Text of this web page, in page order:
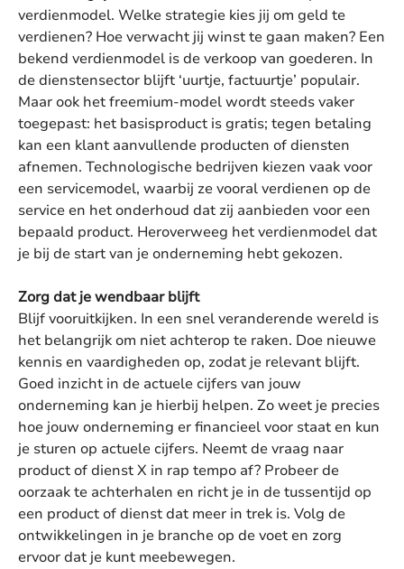
verdienmodel. Welke strategie kies jij om geld te
verdienen? Hoe verwacht jij winst te gaan maken? Een
bekend verdienmodel is de verkoop van goederen. In
de dienstensector blijft ‘uurtje, factuurtje’ populair.
Maar ook het freemium-model wordt steeds vaker
toegepast: het basisproduct is gratis; tegen betaling
kan een klant aanvullende producten of diensten
afnemen. Technologische bedrijven kiezen vaak voor
een servicemodel, waarbij ze vooral verdienen op de
service en het onderhoud dat zij aanbieden voor een
bepaald product. Heroverweeg het verdienmodel dat
je bij de start van je onderneming hebt gekozen.
Zorg dat je wendbaar blijft
Blijf vooruitkijken. In een snel veranderende wereld is
het belangrijk om niet achterop te raken. Doe nieuwe
kennis en vaardigheden op, zodat je relevant blijft.
Goed inzicht in de actuele cijfers van jouw
onderneming kan je hierbij helpen. Zo weet je precies
hoe jouw onderneming er financieel voor staat en kun
je sturen op actuele cijfers. Neemt de vraag naar
product of dienst X in rap tempo af? Probeer de
oorzaak te achterhalen en richt je in de tussentijd op
een product of dienst dat meer in trek is. Volg de
ontwikkelingen in je branche op de voet en zorg
ervoor dat je kunt meebewegen.